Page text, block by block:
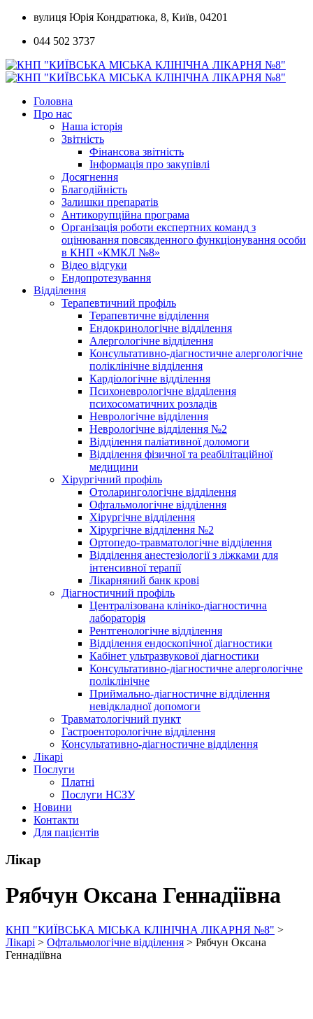
Skip
content
вулиця Юрія Кондратюка, 8, Київ, 04201
044 502 3737
Головна
Про нас
Наша історія
Звітність
Фінансова звітність
Інформація про закупівлі
Досягнення
Благодійність
Залишки препаратів
Антикорупційна програма
Організація роботи експертних команд з
оцінювання повсякденного функціонування особи
в КНП «КМКЛ №8»
Відео відгуки
Ендопротезування
Відділення
Терапевтичний профіль
Терапевтичне відділення
Ендокринологічне відділення
Алергологічне відділення
Консультативно-діагностичне алергологічне
поліклінічне відділення
Кардіологічне відділення
Психоневрологічне відділення
психосоматичних розладів
Неврологічне відділення
Неврологічне відділення №2
Відділення паліативної доломоги
Відділення фізичної та реабілітаційної
медицини
Хірургічний профіль
Отоларингологічне відділення
Офтальмологічне відділення
Хірургічне відділення
Хірургічне відділення №2
Ортопедо-травматологічне відділення
Відділення анестезіології з ліжками для
інтенсивної терапії
Лікарняний банк крові
Діагностичний профіль
Централізована клініко-діагностична
лабораторія
Рентгенологічне відділення
Відділення ендоскопічної діагностики
Кабінет ультразвукової діагностики
Консультативно-діагностичне алергологічне
поліклінічне
Приймально-діагностичне відділення
невідкладної допомоги
Травматологічний пункт
Гастроенторологічне відділення
Консультативно-діагностичне відділення
Лікарі
Послуги
Платні
Послуги НСЗУ
Новини
Контакти
Для пацієнтів
Лікар
Рябчун Оксана Геннадіївна
КНП "КИЇВСЬКА МІСЬКА КЛІНІЧНА ЛІКАРНЯ №8" >
Лікарі > Офтальмологічне відділення > Рябчун Оксана
Геннадіївна